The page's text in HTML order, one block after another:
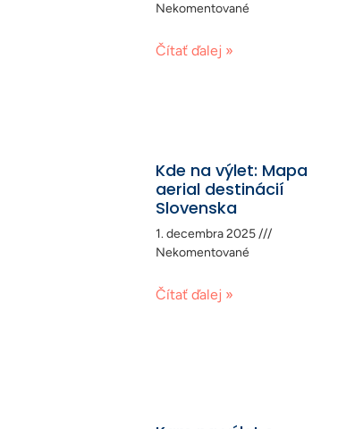
Nekomentované
Čítať ďalej »
Kde na výlet: Mapa
aerial destinácií
Slovenska
1. decembra 2025
Nekomentované
Čítať ďalej »